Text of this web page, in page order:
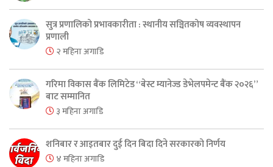
सुत्र प्रणालिको प्रभावकारीता : स्थानीय सञ्चितकोष व्यवस्थापन
प्रणाली
२ महिना अगाडि
गरिमा विकास बैंक लिमिटेड “बेस्ट म्यानेज्ड डेभेलपमेन्ट बैंक २०२६”
बाट सम्मानित
३ महिना अगाडि
शनिबार र आइतबार दुई दिन बिदा दिने सरकारको निर्णय
४ महिना अगाडि